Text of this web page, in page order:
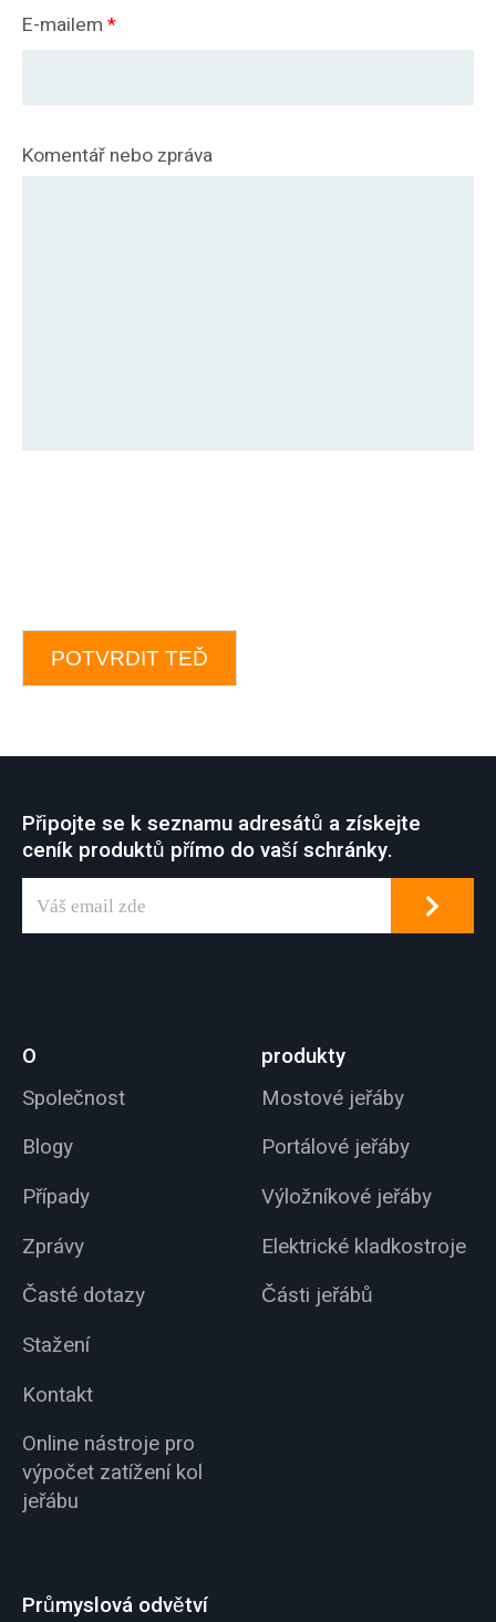
E-mailem *
Komentář nebo zpráva
POTVRDIT TEĎ
Připojte se k seznamu adresátů a získejte
ceník produktů přímo do vaší schránky.
O
Společnost
Blogy
Případy
Zprávy
Časté dotazy
Stažení
Kontakt
Online nástroje pro
výpočet zatížení kol
jeřábu
produkty
Mostové jeřáby
Portálové jeřáby
Výložníkové jeřáby
Elektrické kladkostroje
Části jeřábů
Průmyslová odvětví